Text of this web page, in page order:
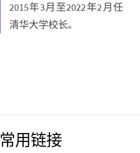
2015年3月至2022年2月任
清华大学校长。
常用链接